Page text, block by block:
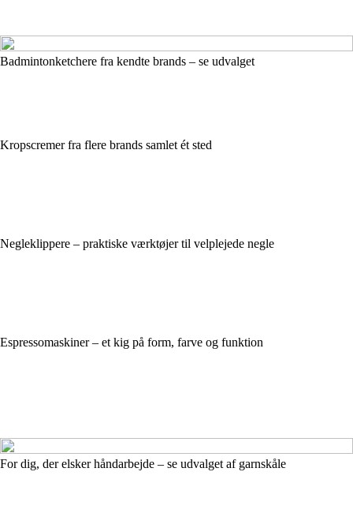
Badmintonketchere fra kendte brands – se udvalget
Kropscremer fra flere brands samlet ét sted
Negleklippere – praktiske værktøjer til velplejede negle
Espressomaskiner – et kig på form, farve og funktion
For dig, der elsker håndarbejde – se udvalget af garnskåle